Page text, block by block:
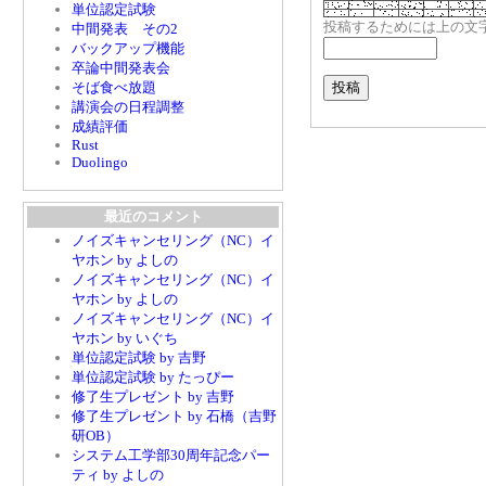
単位認定試験
中間発表 その2
バックアップ機能
卒論中間発表会
そば食べ放題
講演会の日程調整
成績評価
Rust
Duolingo
最近のコメント
ノイズキャンセリング（NC）イ
ヤホン by よしの
ノイズキャンセリング（NC）イ
ヤホン by よしの
ノイズキャンセリング（NC）イ
ヤホン by いぐち
単位認定試験 by 吉野
単位認定試験 by たっぴー
修了生プレゼント by 吉野
修了生プレゼント by 石橋（吉野
研OB）
システム工学部30周年記念パー
ティ by よしの
投稿するためには上の文